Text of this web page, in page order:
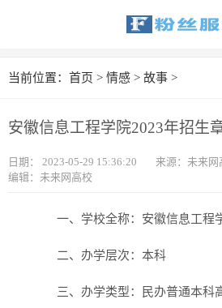
首页
汽车
当前位置： 首页 > 情感 > 故事 >
安徽信息工程学院2023年招生
日期： 2023-05-29 15:36:20
来源：未来网
编辑：未来网高校
一、学校全称：安徽信息工程
二、办学层次：本科
三、办学类型：民办普通本科